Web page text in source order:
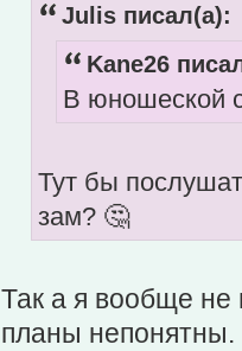
Julis писал(а):
Kane26
В юношеской
Тут бы
зам? 🤔
Так а я вообще не
планы непонятны.